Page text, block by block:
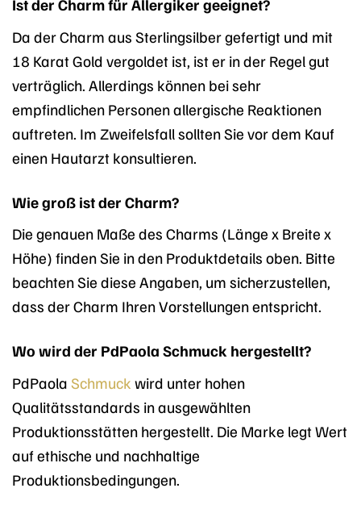
Ist der Charm für Allergiker geeignet?
Da der Charm aus Sterlingsilber gefertigt und mit
18 Karat Gold vergoldet ist, ist er in der Regel gut
verträglich. Allerdings können bei sehr
empfindlichen Personen allergische Reaktionen
auftreten. Im Zweifelsfall sollten Sie vor dem Kauf
einen Hautarzt konsultieren.
Wie groß ist der Charm?
Die genauen Maße des Charms (Länge x Breite x
Höhe) finden Sie in den Produktdetails oben. Bitte
beachten Sie diese Angaben, um sicherzustellen,
dass der Charm Ihren Vorstellungen entspricht.
Wo wird der PdPaola Schmuck hergestellt?
PdPaola Schmuck wird unter hohen
Qualitätsstandards in ausgewählten
Produktionsstätten hergestellt. Die Marke legt Wert
auf ethische und nachhaltige
Produktionsbedingungen.